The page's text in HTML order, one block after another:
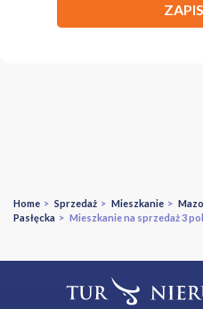
Home > Sprzedaż > Mieszkanie >
Pasłęcka > Mieszkanie na sprzedaż 3